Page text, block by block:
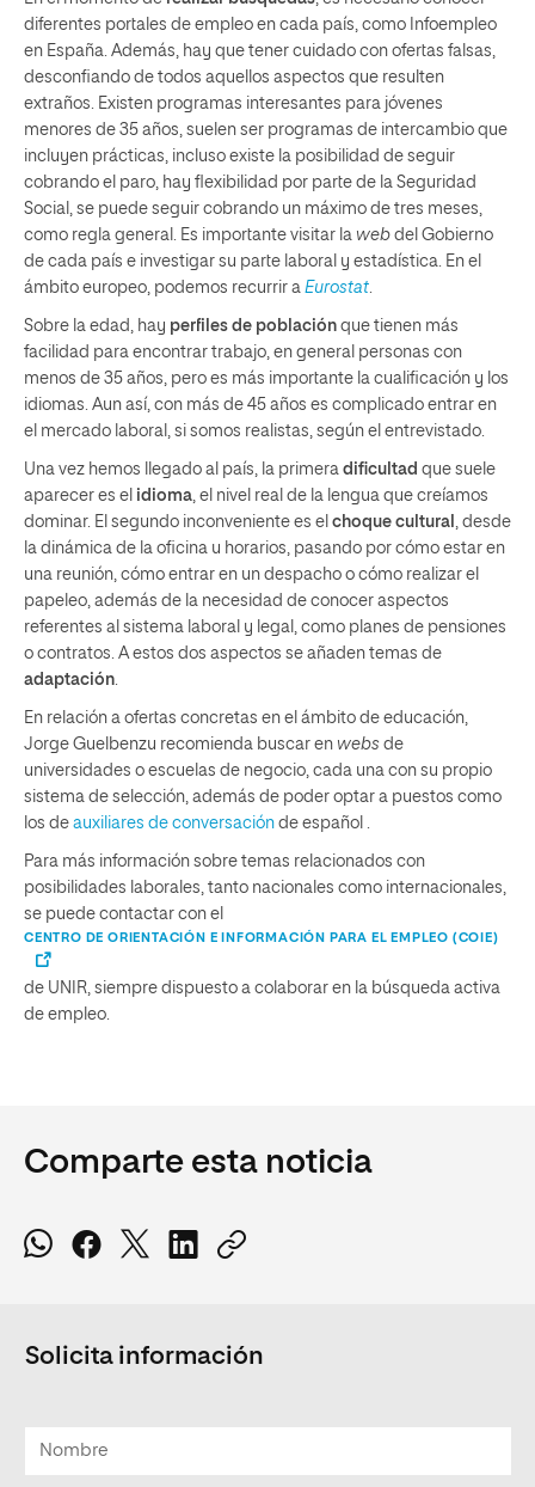
diferentes portales de empleo en cada país, como Infoempleo
en España. Además, hay que tener cuidado con ofertas falsas,
desconfiando de todos aquellos aspectos que resulten
extraños. Existen programas interesantes para jóvenes
menores de 35 años, suelen ser programas de intercambio que
incluyen prácticas, incluso existe la posibilidad de seguir
cobrando el paro, hay flexibilidad por parte de la Seguridad
Social, se puede seguir cobrando un máximo de tres meses,
como regla general. Es importante visitar la web del Gobierno
de cada país e investigar su parte laboral y estadística. En el
ámbito europeo, podemos recurrir a Eurostat
Sobre la edad, hay perfiles de población que tienen más
facilidad para encontrar trabajo, en general personas con
menos de 35 años, pero es más importante la cualificación y los
idiomas. Aun así, con más de 45 años es complicado entrar en
el mercado laboral, si somos realistas, según el entrevistado.
Una vez hemos llegado al país, la primera dificultad que suele
aparecer es el idioma , el nivel real de la lengua que creíamos
dominar. El segundo inconveniente es el choque cultural
, desde
la dinámica de la oficina u horarios, pasando por cómo estar en
una reunión, cómo entrar en un despacho o cómo realizar el
papeleo, además de la necesidad de conocer aspectos
referentes al sistema laboral y legal, como planes de pensiones
o contratos. A estos dos aspectos se añaden temas de
adaptación
En relación a ofertas concretas en el ámbito de educación,
Jorge Guelbenzu recomienda buscar en webs de
universidades o escuelas de negocio, cada una con su propio
sistema de selección, además de poder optar a puestos como
los de auxiliares de conversación de español .
Para más información sobre temas relacionados con
posibilidades laborales, tanto nacionales como internacionales,
se puede contactar con el
CENTRO DE ORIENTACIÓN E INFORMACIÓN PARA EL EMPLEO (COIE)
de UNIR, siempre dispuesto a colaborar en la búsqueda activa
de empleo.
Comparte esta noticia
Solicita información